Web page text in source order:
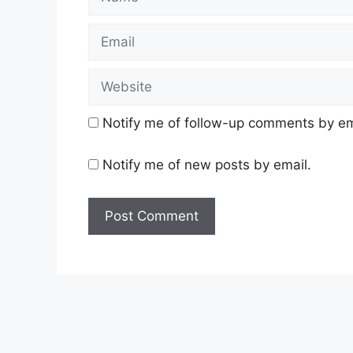
Notify me of follow-up comments by
Notify me of new posts by email.